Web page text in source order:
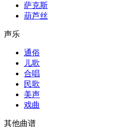
萨克斯
葫芦丝
声乐
通俗
儿歌
合唱
民歌
美声
戏曲
其他曲谱